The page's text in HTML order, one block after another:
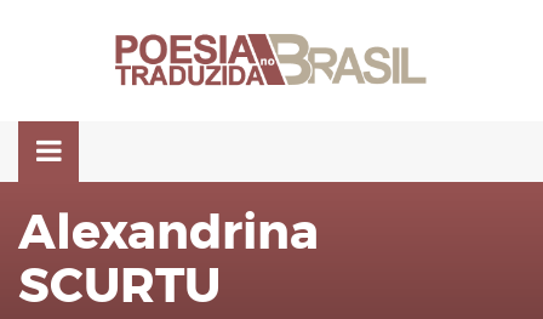
Alexandrina
SCURTU